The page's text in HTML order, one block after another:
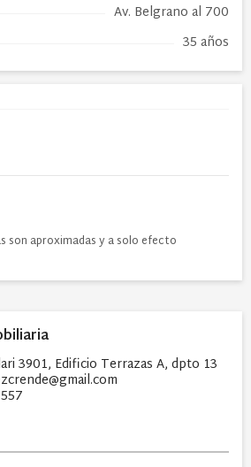
Av. Belgrano al 700
35 años
son aproximadas y a solo efecto
3901, Edificio Terrazas A, dpto 13